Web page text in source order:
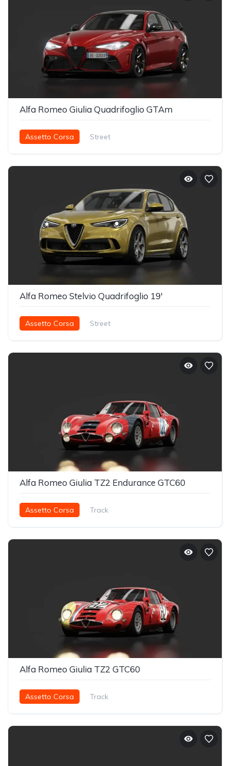
Alfa Romeo Giulia Quadrifoglio GTAm
Assetto Corsa Street
Alfa Romeo Stelvio Quadrifoglio 19'
Assetto Corsa Street
Alfa Romeo Giulia TZ2 Endurance GTC60
Assetto Corsa Track
Alfa Romeo Giulia TZ2 GTC60
Assetto Corsa Track